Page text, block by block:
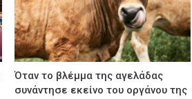
Όταν το βλέμμα της αγελάδας
συνάντησε εκείνο του οργάνου της